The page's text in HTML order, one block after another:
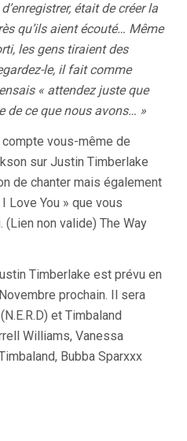
était de créer la
qu’ils aient écouté… Même
les gens tiraient des
le, il fait comme
« attendez juste que
de ce que nous avons… »
vous-même de
sur Justin Timberlake
de chanter mais également
Love You » que vous
non valide) The Way
Timberlake est prévu en
prochain. Il sera
et Timbaland
Williams, Vanessa
Bubba Sparxxx